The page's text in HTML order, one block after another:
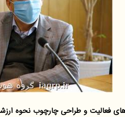
و طراحی چارچوب نحوه